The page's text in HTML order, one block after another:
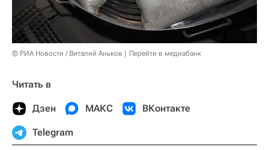
© РИА Новости / Виталий Аньков Перейти в медиабанк
Читать в
Дзен МАКС ВКонтакте
Telegram